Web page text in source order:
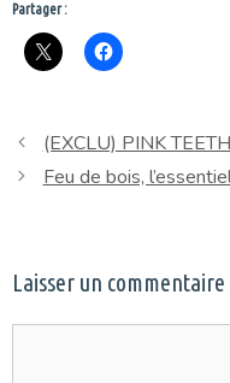
Partager :
(EXCLU) PINK
Feu de bois,
Laisser un commentaire